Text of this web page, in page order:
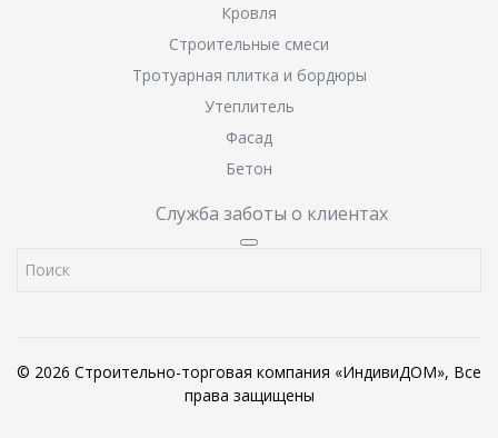
Кровля
Строительные смеси
Тротуарная плитка и бордюры
Утеплитель
Фасад
Бетон
Служба заботы о клиентах
© 2026 Строительно-торговая компания «ИндивиДОМ», Все
права защищены